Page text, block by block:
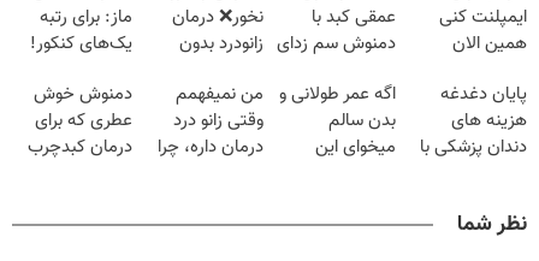
ایمپلنت کنی
همین الان
۲۵ میلیون
تومان!!!
عمقی کبد با
دمنوش سم زدای
نخور❌ درمان
زانودرد بدون
ماز: برای رتبه
یک‌های کنکور!
پایان دغدغه
هزینه های
دندان پزشکی با
اگه عمر طولانی و
بدن سالم
میخوای این
من نمیفهمم
وقتی زانو درد
درمان داره، چرا
دمنوش خوش
عطری که برای
درمان کبدچرب
نظر شما